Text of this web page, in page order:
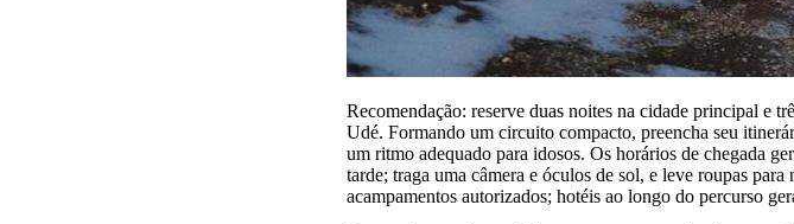
Recomendação: reserve duas noites na cidade principal e
Udé. Formando um circuito compacto, preencha seu
um ritmo adequado para idosos. Os horários de chegada
tarde; traga uma câmera e óculos de sol, e leve roupas
acampamentos autorizados; hotéis ao longo do percurso